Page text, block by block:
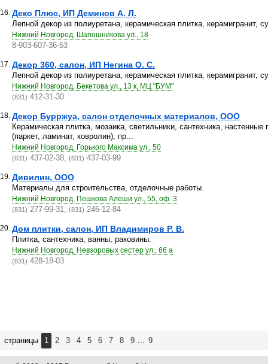
16. Деко Плюс, ИП Деминов А. Л.
Лепной декор из полиуретана, керамическая плитка, керамигранит,
Нижний Новгород, Шапошникова ул., 18
8-903-607-36-53
17. Декор 360, салон, ИП Негина О. С.
Лепной декор из полиуретана, керамическая плитка, керамигранит,
Нижний Новгород, Бекетова ул., 13 к, МЦ "БУМ"
(831) 412-31-30
18. Декор Бурржуа, салон отделочных материалов, ООО
Керамическая плитка, мозаика, светильники, сантехника,
(паркет, ламинат, ковролин), пр...
Нижний Новгород, Горького Максима ул., 50
(831) 437-02-38, (831) 437-03-99
19. Дивилин, ООО
Материалы для строительства, отделочные работы.
Нижний Новгород, Пешкова Алеши ул., 55, оф. 3
(831) 277-99-31, (831) 246-12-84
20. Дом плитки, салон, ИП Владимиров Р. В.
Плитка, сантехника, ванны, раковины.
Нижний Новгород, Невзоровых сестер ул., 66 а
(831) 428-18-03
страницы 1 2 3 4 5 6 7 8 9 ... 9